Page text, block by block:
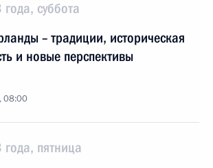
суббота
– традиции, историческая
и новые перспективы
08:00
пятница